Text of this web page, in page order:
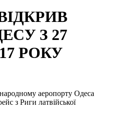
З 27
РОКУ
аеропорту Одеса
з Риги латвійської